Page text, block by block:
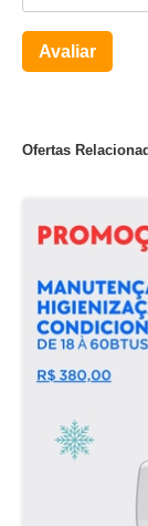
Avaliar
Ofertas